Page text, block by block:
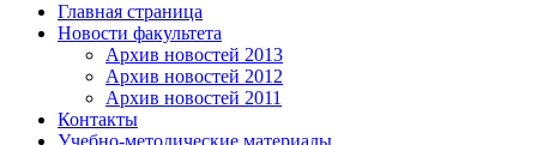
Главная страница
Новости факультета
Архив новостей 2013
Архив новостей 2012
Архив новостей 2011
Контакты